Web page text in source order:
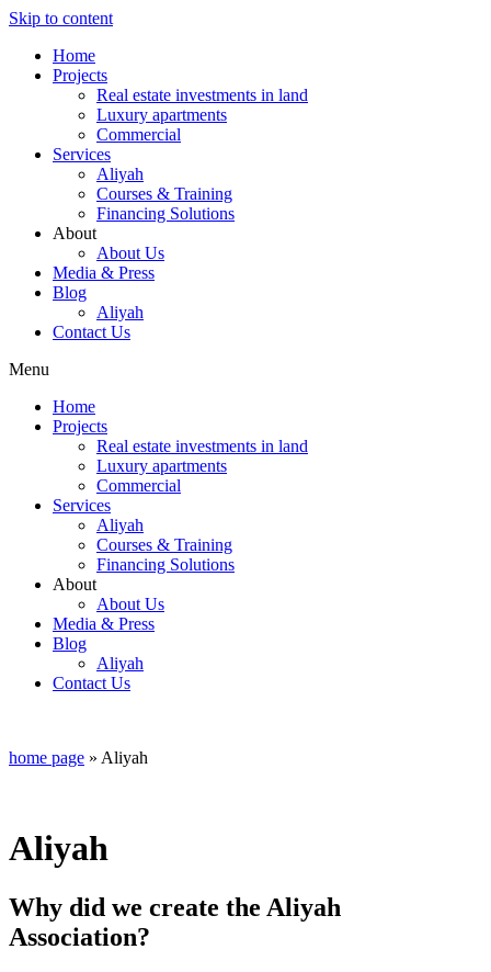
Skip to content
Home
Projects
Real estate investments in land
Luxury apartments
Commercial
Services
Aliyah
Courses & Training
Financing Solutions
About
About Us
Media & Press
Blog
Aliyah
Contact Us
Menu
Home
Projects
Real estate investments in land
Luxury apartments
Commercial
Services
Aliyah
Courses & Training
Financing Solutions
About
About Us
Media & Press
Blog
Aliyah
Contact Us
home page » Aliyah
Aliyah
Why did we create the Aliyah
Association?